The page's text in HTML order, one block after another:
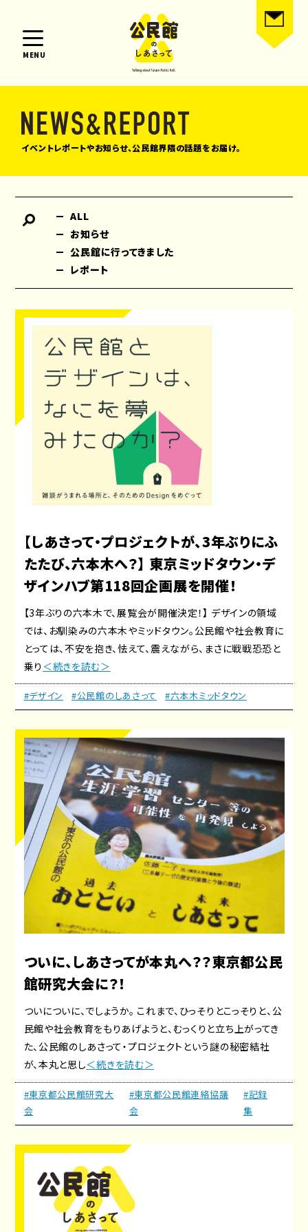
MENU
イベントレポートやお知らせ、公民館界隈の話題をお届け。
ALL
お知らせ
公民館に行ってきました
レポート
【しあさって・プロジェクトが、3年ぶりにふ
たたび、六本木へ？】 東京ミッドタウン・デ
ザインハブ第118回企画展を開催！
【3年ぶりの六本木で、展覧会が開催決定！】 デザインの領域
では、お馴染みの六本木やミッドタウン。公民館や社会教育に
とっては、不安を抱き、怯えて、震えながら、まさに戦戦恐恐と
乗り ＜続きを読む＞
#デザイン #公民館のしあさって #六本木ミッドタウン
ついに、しあさってが本丸へ？？東京都公民
館研究大会に？！
ついについに、でしょうか。 これまで、ひっそりとこっそりと、公
民館や社会教育をもりあげようと、むっくりと立ち上がってき
た、公民館のしあさって・プロジェクトという謎の秘密結社
が、本丸と思し＜続きを読む＞
#東京都公民館研究大
会
#東京都公民館連絡協議
会
#記録
集